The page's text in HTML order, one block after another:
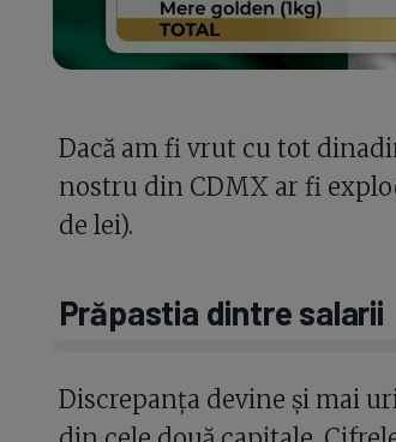
Dacă am fi vrut cu tot
nostru din CDMX ar fi
de lei).
Prăpastia dintre salarii
Discrepanța devine și mai